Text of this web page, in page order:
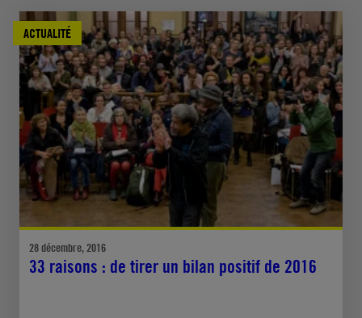
ACTUALITÉ
28 décembre, 2016
33 raisons : de tirer un bilan positif de 2016